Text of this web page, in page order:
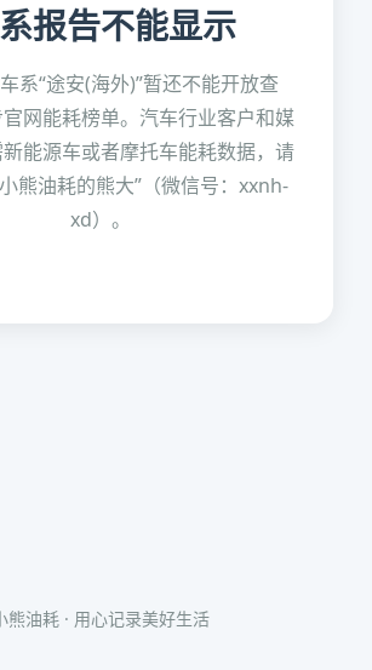
报告不能显示
系“途安(海外)”暂还不能开放查
网能耗榜单。汽车行业客户和媒
能源车或者摩托车能耗数据，请
熊油耗的熊大”（微信号：xxnh-
xd）。
熊油耗 · 用心记录美好生活